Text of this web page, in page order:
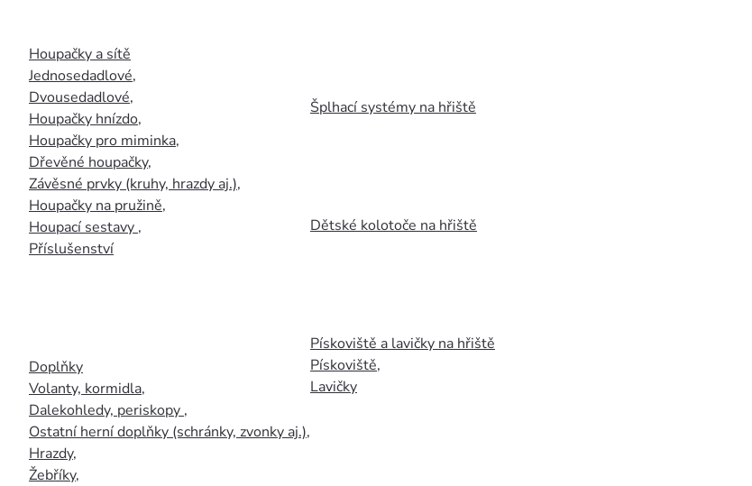
Houpačky a sítě
Jednosedadlové,
Dvousedadlové,
Houpačky hnízdo,
Houpačky pro miminka,
Dřevěné houpačky,
Závěsné prvky (kruhy, hrazdy aj.),
Houpačky na pružině,
Houpací sestavy ,
Příslušenství
Doplňky
Volanty, kormidla,
Dalekohledy, periskopy ,
Ostatní herní doplňky (schránky, zvonky aj.),
Hrazdy,
Žebříky,
Šplhací systémy na hřiště
Dětské kolotoče na hřiště
Pískoviště a lavičky na hřiště
Pískoviště,
Lavičky